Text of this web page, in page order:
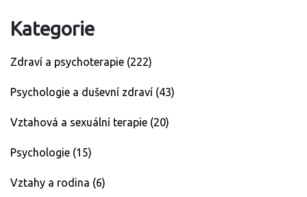
Kategorie
Zdraví a psychoterapie (222)
Psychologie a duševní zdraví (43)
Vztahová a sexuální terapie (20)
Psychologie (15)
Vztahy a rodina (6)